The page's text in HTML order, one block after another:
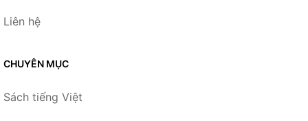
Liên hệ
CHUYÊN MỤC
Sách tiếng Việt